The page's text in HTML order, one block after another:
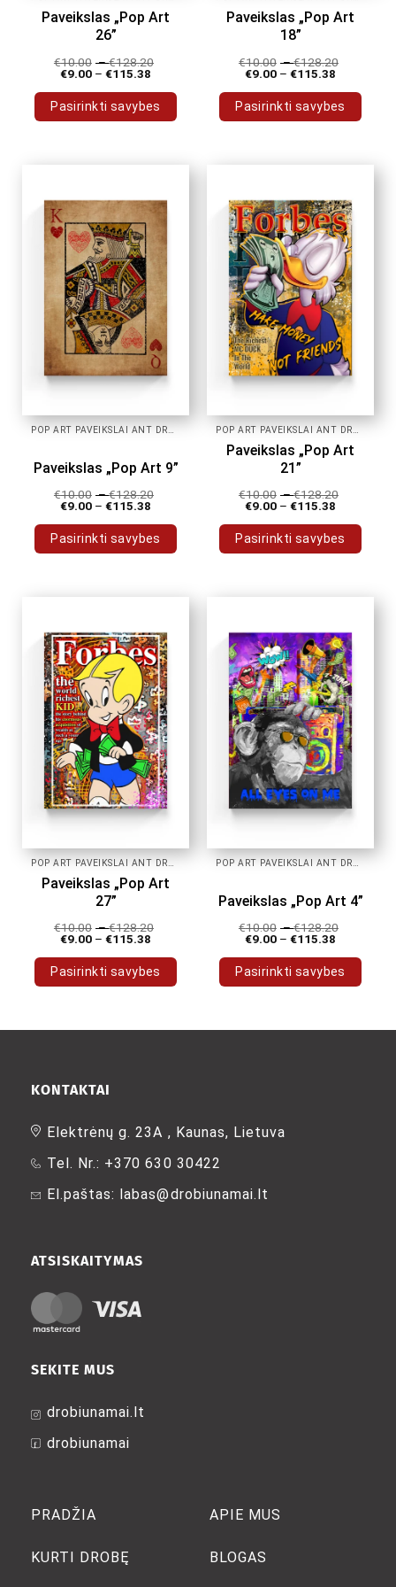
Paveikslas „Pop Art
26”
€10.00 –€128.20
€9.00 – €115.38
Pasirinkti savybes
variants.
The
options
may
be
chosen
on
the
product
page
Paveikslas „Pop Art
18”
€10.00 –€128.20
€9.00 – €115.38
Pasirinkti savybes
variants.
The
options
may
be
chosen
on
the
product
page
Paveikslas „Pop Art 9”
€10.00 –€128.20
€9.00 – €115.38
Pasirinkti savybes
variants.
The
options
may
be
chosen
on
the
product
page
Paveikslas „Pop Art
21”
€10.00 –€128.20
€9.00 – €115.38
Pasirinkti savybes
variants.
The
options
may
be
chosen
on
the
product
page
Paveikslas „Pop Art
27”
€10.00 –€128.20
€9.00 – €115.38
Pasirinkti savybes
has
The
be
chosen
the
Paveikslas „Pop Art 4”
€10.00 –€128.20
€9.00 – €115.38
Pasirinkti savybes
has
PRADŽIA
KURTI DROBĘ
APIE MUS
BLOGAS
SEKITE MUS
drobiunamai.lt
drobiunamai
ATSISKAITYMAS
KONTAKTAI
Elektrėnų g. 23A , Kaunas, Lietuva
Tel. Nr.: +370 630 30422
El.paštas: labas@drobiunamai.lt